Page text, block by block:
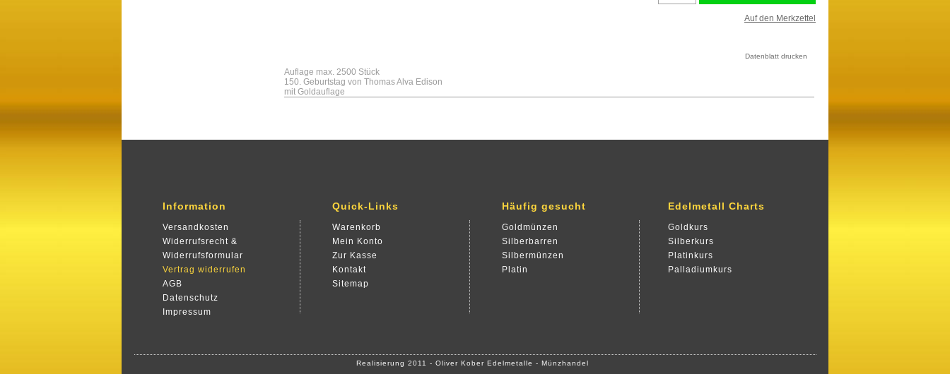
Auf den Merkzettel
Datenblatt drucken
Auflage max. 2500 Stück
150. Geburtstag von Thomas Alva Edison
mit Goldauflage
Information
Versandkosten
Widerrufsrecht &
Widerrufsformular
Vertrag widerrufen
AGB
Datenschutz
Impressum
Quick-Links
Warenkorb
Mein Konto
Zur Kasse
Kontakt
Sitemap
Häufig gesucht
Goldmünzen
Silberbarren
Silbermünzen
Platin
Edelmetall Charts
Goldkurs
Silberkurs
Platinkurs
Palladiumkurs
Realisierung 2011 - Oliver Kober Edelmetalle - Münzhandel